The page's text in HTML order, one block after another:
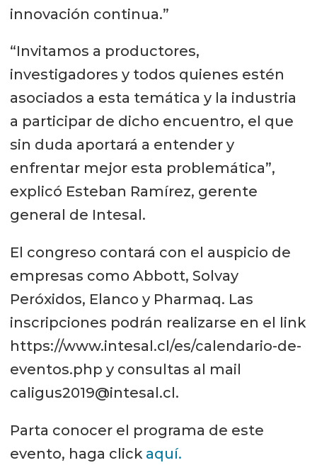
innovación continua.”
“Invitamos a productores,
investigadores y todos quienes estén
asociados a esta temática y la industria
a participar de dicho encuentro, el que
sin duda aportará a entender y
enfrentar mejor esta problemática”,
explicó Esteban Ramírez, gerente
general de Intesal.
El congreso contará con el auspicio de
empresas como Abbott, Solvay
Peróxidos, Elanco y Pharmaq. Las
inscripciones podrán realizarse en el link
https://www.intesal.cl/es/calendario-de-
eventos.php y consultas al mail
caligus2019@intesal.cl.
Parta conocer el programa de este
evento, haga click aquí.